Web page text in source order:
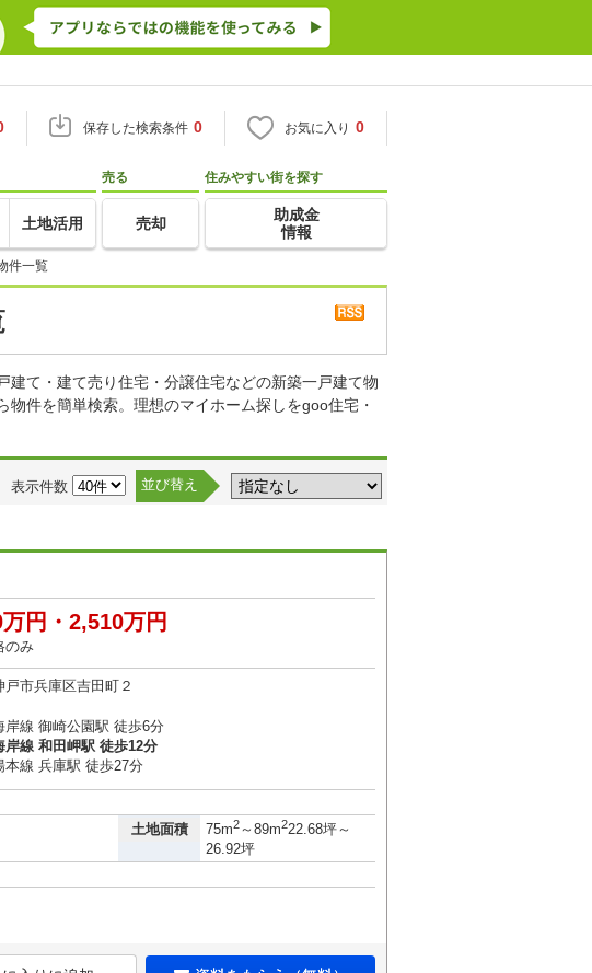
保存した検索条件 0 お気に入り 0
土地活用
売る
売却
住みやすい街を探す
助成金
情報
件一覧
て・建て売り住宅・分譲住宅などの新築一戸建て物
件を簡単検索。理想のマイホーム探しをgoo住宅・
表示件数 並び替え
円・2,510万円
のみ
戸市兵庫区吉田町２
岸線 御崎公園駅 徒歩6分
岸線 和田岬駅 徒歩12分
本線 兵庫駅 徒歩27分
土地面積 75m2～89m222.68坪～
26.92坪